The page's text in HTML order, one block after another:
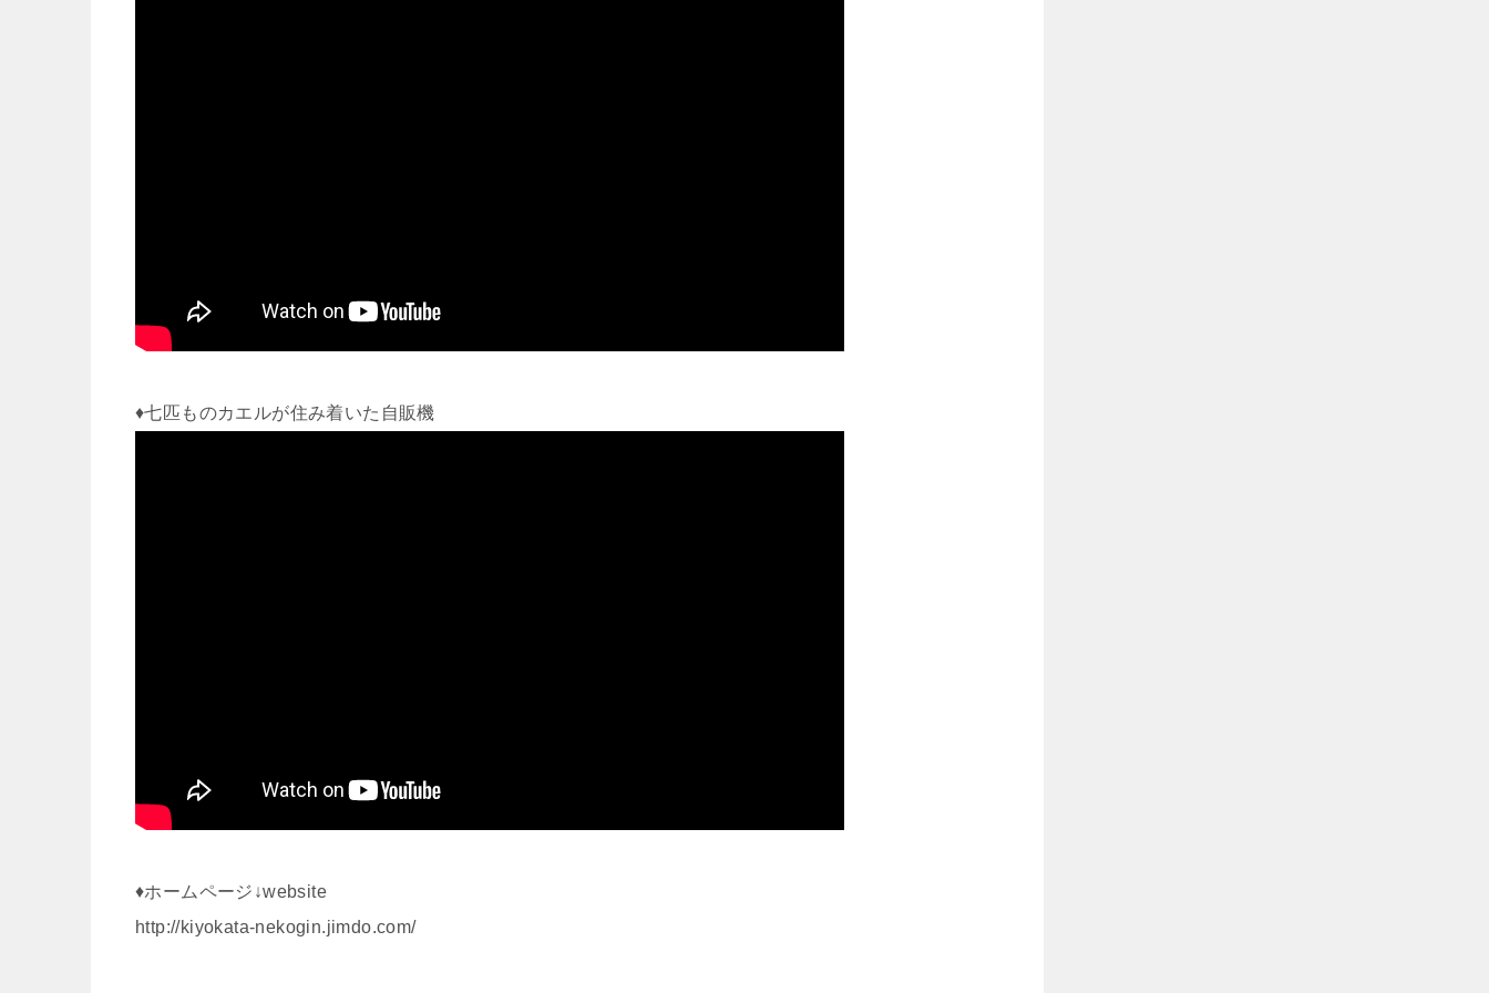
♦七匹ものカエルが住み着いた自販機
♦ホームページ↓website
http://kiyokata-nekogin.jimdo.com/